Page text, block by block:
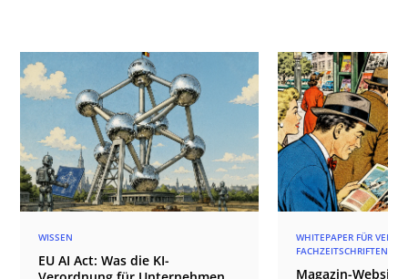
WISSEN
EU AI Act: Was die KI-
WHITEPAPER FÜR
FACHZEITSCHRIFTEN
Magazin-